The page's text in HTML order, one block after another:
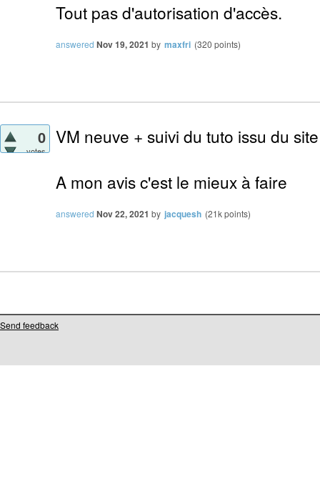
Tout pas d'autorisation d'accès.
answered Nov 19, 2021 by maxfri (320 points)
0
votes
VM neuve + suivi du tuto issu du
A mon avis c'est le mieux à faire
answered Nov 22, 2021 by jacquesh (21kpoints)
Send feedback